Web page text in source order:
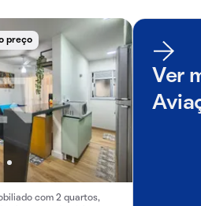
preço
com 2 quartos,
Ver